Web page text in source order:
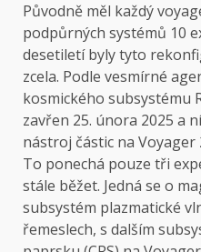
Původně měl každý
podpůrných systémů 10
desetiletí byly tyto
zcela. Podle vesmírné
kosmického subsystému
zavřen 25. února 2025 a
nástroj částic na Voyager
To ponechá pouze tři
stále běžet. Jedná se o
subsystém plazmatické
řemeslech, s dalším